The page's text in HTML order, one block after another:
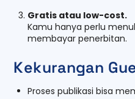
Gratis atau low-cost.
Kamu hanya perlu
membayar penerbitan.
Kekurangan
Proses publikasi bisa